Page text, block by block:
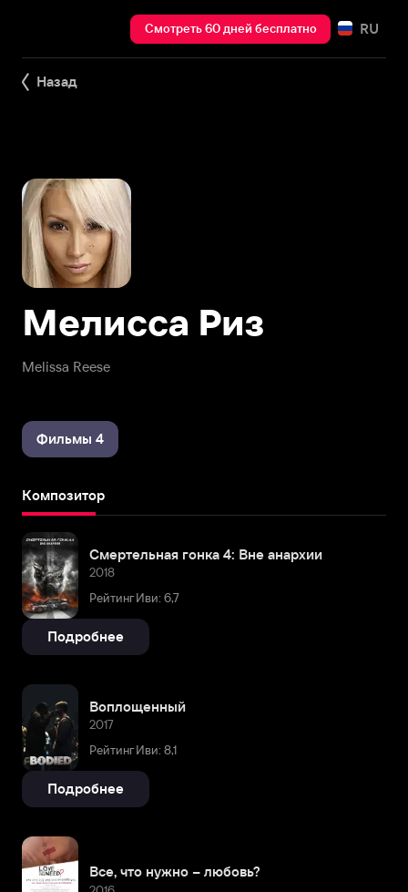
Смотреть 60 дней бесплатно RU
Назад
Melissa Reese
Мелисса Риз
Фильмы 4
Композитор
Смертельная гонка 4: Вне анархии
2018
Рейтинг Иви: 6,7
Подробнее
Воплощенный
2017
Рейтинг Иви: 8,1
Подробнее
Все, что нужно – любовь?